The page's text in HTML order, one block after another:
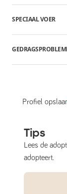
SPECIAAL VOER
Profiel
Tips
Lees de
adopteert.